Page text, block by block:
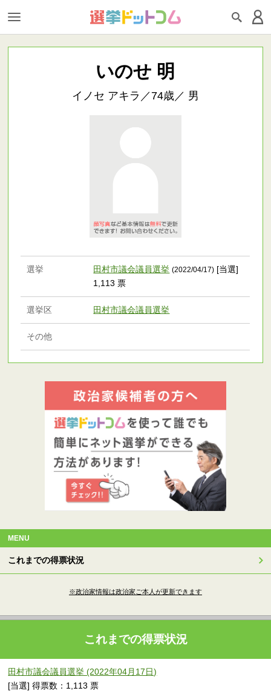
いのせ 明
イノセ アキラ／74歳／ 男
選挙 田村市議会議員選挙 (2022/04/17) [当選]
1,113 票
選挙区 田村市議会議員選挙
その他
MENU
これまでの得票状況
※政治家情報は政治家ご本人が更新できます
これまでの得票状況
田村市議会議員選挙 (2022年04月17日)
[当選] 得票数：1,113 票